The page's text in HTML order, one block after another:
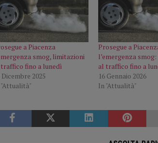
a Piacenza
smog, limitazioni
fino a lunedì
Dicembre 2025
Prosegue a
l’emergenza
al traffico fino a
16 Gennaio 2026
In "Attualità"